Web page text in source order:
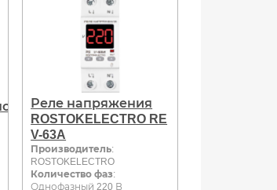
Реле напряжения
ROSTOKELECTRO RE
V-63A
Производитель:
ROSTOKELECTRO
Количество фаз:
Однофазный 220 В